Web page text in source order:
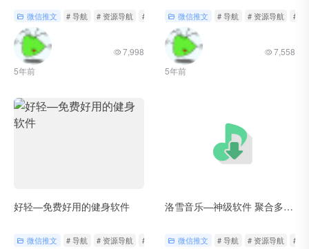
微信推文 # 导航 # 资源导航 # 轻工具
5年前
7,998
微信推文 # 导航 # 资源导航 # 轻
5年前
7,558
好轻—免费好用的健身软件
微信推文 # 导航 # 资源导航 # 轻工具
洛雪音乐—神级软件 聚合多平台资源
微信推文 # 导航 # 资源导航 # 轻